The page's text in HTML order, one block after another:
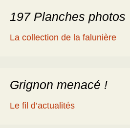
197 Planches photos
La collection de la falunière
Grignon menacé !
Le fil d’actualités